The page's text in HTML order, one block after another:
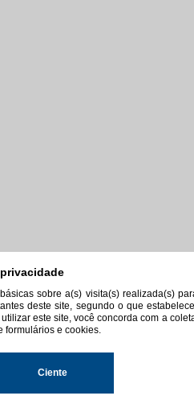
sobre a(s) visita(s) realizada(s)
deste site, segundo o que
utilizar este site, você concorda com a
formulários e cookies.
Ciente